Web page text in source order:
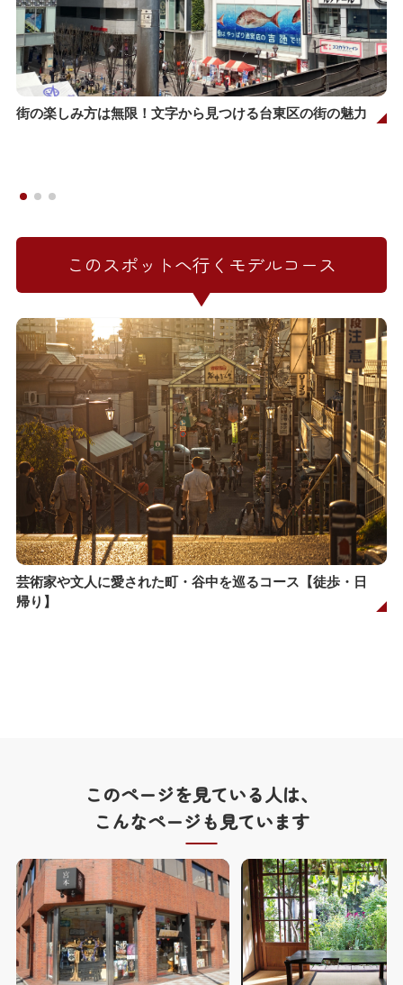
街の楽しみ方は無限！文字から見つける台東区の街の魅力
このスポットへ行くモデルコース
芸術家や文人に愛された町・谷中を巡るコース【徒歩・日
帰り】
このページを見ている人は、
こんなページも見ています